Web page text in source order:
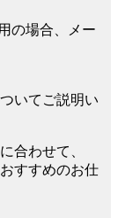
の場合、メー
いてご説明い
合わせて、
すすめのお仕